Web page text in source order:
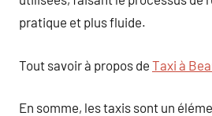
pratique et plus fluide.
Tout savoir à propos de Taxi à
En somme, les taxis sont un